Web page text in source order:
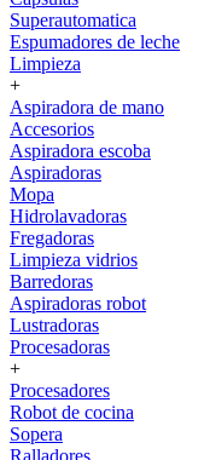
Superautomatica
Espumadores de leche
Limpieza
+
Aspiradora de mano
Accesorios
Aspiradora escoba
Aspiradoras
Mopa
Hidrolavadoras
Fregadoras
Limpieza vidrios
Barredoras
Aspiradoras robot
Lustradoras
Procesadoras
+
Procesadores
Robot de cocina
Sopera
Ralladores